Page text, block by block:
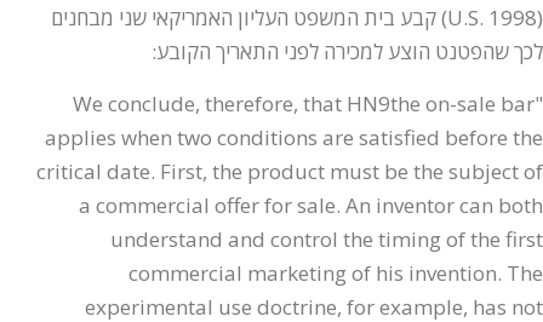
(U.S. 1998) קבע בית המשפט העליון האמריקאי שני מבחנים
לכך שהפטנט הוצע למכירה לפני התאריך הקובע:
"We conclude, therefore, that HN9the on-sale bar
applies when two conditions are satisfied before the
critical date. First, the product must be the subject of
a commercial offer for sale. An inventor can both
understand and control the timing of the first
commercial marketing of his invention. The
experimental use doctrine, for example, has not